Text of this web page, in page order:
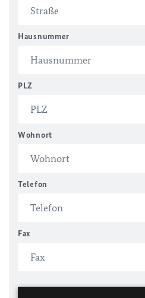
Hausnummer
PLZ
Wohnort
Telefon
Fax